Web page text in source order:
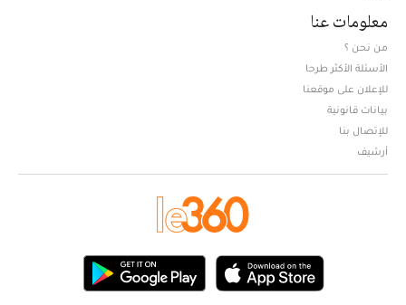
معلومات عنا
من نحن ؟
الأسئلة الأكثر طرحا
للإعلان على موقعنا
بيانات قانونية
للإتصال بنا
أرشيف